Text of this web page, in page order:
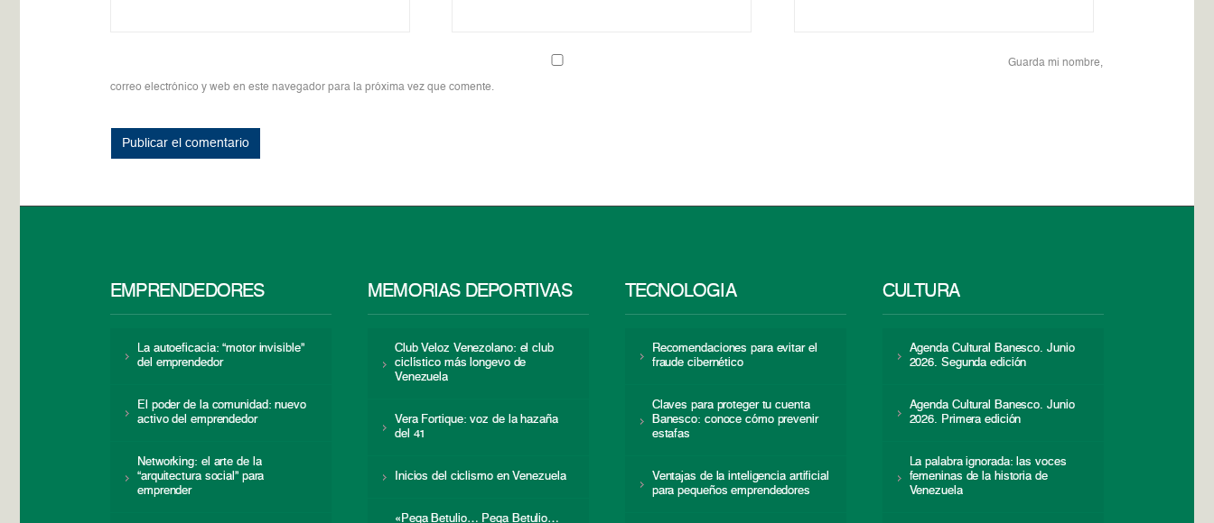
Guarda mi nombre,
correo electrónico y web en este navegador para la próxima vez que comente.
EMPRENDEDORES
La autoeficacia: “motor invisible”
del emprendedor
El poder de la comunidad: nuevo
activo del emprendedor
Networking: el arte de la
“arquitectura social” para
emprender
MEMORIAS DEPORTIVAS
Club Veloz Venezolano: el club
ciclístico más longevo de
Venezuela
Vera Fortique: voz de la hazaña
del 41
Inicios del ciclismo en Venezuela
«Pega Betulio… Pega Betulio…
TECNOLOGÍA
Recomendaciones para evitar el
fraude cibernético
Claves para proteger tu cuenta
Banesco: conoce cómo prevenir
estafas
Ventajas de la inteligencia artificial
para pequeños emprendedores
CULTURA
Agenda Cultural Banesco. Junio
2026. Segunda edición
Agenda Cultural Banesco. Junio
2026. Primera edición
La palabra ignorada: las voces
femeninas de la historia de
Venezuela